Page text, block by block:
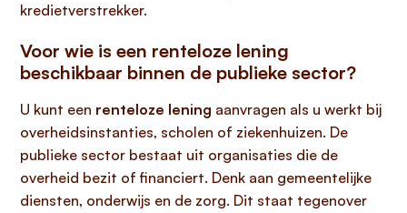
kredietverstrekker.
Voor wie is een renteloze lening
beschikbaar binnen de publieke sector?
U kunt een renteloze lening aanvragen als u werkt bij
overheidsinstanties, scholen of ziekenhuizen. De
publieke sector bestaat uit organisaties die de
overheid bezit of financiert. Denk aan gemeentelijke
diensten, onderwijs en de zorg. Dit staat tegenover